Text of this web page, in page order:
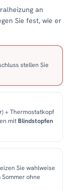
an
Sie fest, wie er
stellen Sie
+ Thermostatkopf
mitBlindstopfen
Sie wahlweise
Sommer ohne